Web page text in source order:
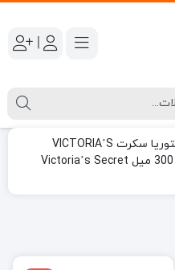
|
شامپو بدن ویکتوریا سکرت VICTORIA’S
SECRET مدل Cake Confetti حجم 300 میل Victoria’s Secret